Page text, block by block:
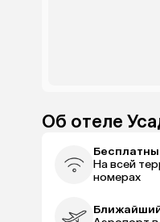
Об отеле
На всей
номерах